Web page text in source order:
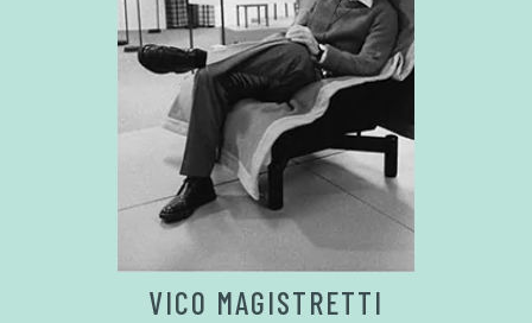
VICO MAGISTRETTI